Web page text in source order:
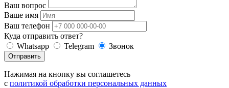
Ваш вопрос
Ваше имя
Ваш телефон
Куда отправить ответ?
Whatsapp
Telegram Звонок
Отправить
Нажимая на кнопку вы соглашетесь
с политикой обработки персональных данных